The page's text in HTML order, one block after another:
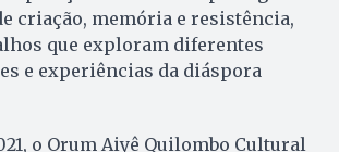
criação, memória e resistência,
que exploram diferentes
e experiências da diáspora
o Orum Aiyê Quilombo Cultural